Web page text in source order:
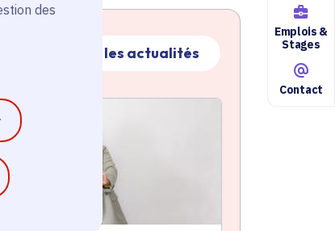
des
Emplois &
Stages
Contact
Toutes les actualités
active